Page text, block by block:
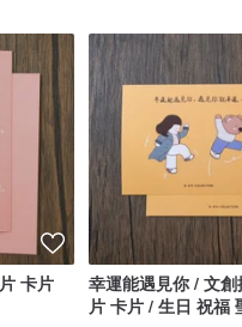
卡片
幸運能遇見你 / 文
片 卡片 / 生日 祝福